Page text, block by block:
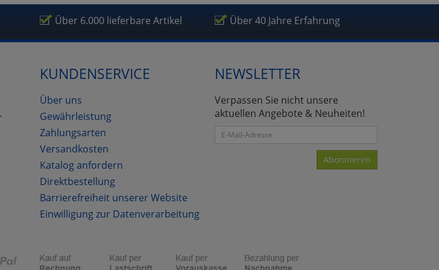
Über 6.000 lieferbare Artikel Über 40 Jahre Erfahrung
KUNDENSERVICE
Über uns
Gewährleistung
Zahlungsarten
Versandkosten
Katalog anfordern
Direktbestellung
Barrierefreiheit unserer Website
Einwilligung zur Datenverarbeitung
NEWSLETTER
Verpassen Sie nicht unsere
aktuellen Angebote & Neuheiten!
Abonnieren
zurückzu Haupptseite Zustimmung Datenverarbeitung (Seitenende)